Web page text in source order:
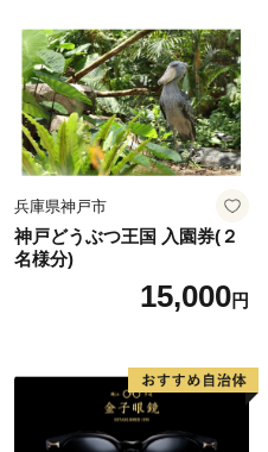
兵庫県神戸市
神戸どうぶつ王国 入園券(２
名様分)
15,000円